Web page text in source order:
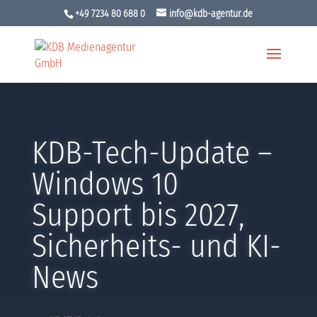
+49 7234 80 688 0 info@kdb-agentur.de
KDB-Tech-Update –
Windows 10
Support bis 2027,
Sicherheits- und KI-
News